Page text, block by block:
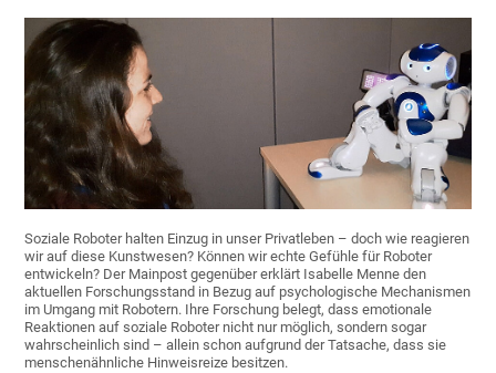
Soziale Roboter halten Einzug in unser Privatleben – doch wie reagieren
wir auf diese Kunstwesen? Können wir echte Gefühle für Roboter
entwickeln? Der Mainpost gegenüber erklärt Isabelle Menne den
aktuellen Forschungsstand in Bezug auf psychologische Mechanismen
im Umgang mit Robotern. Ihre Forschung belegt, dass emotionale
Reaktionen auf soziale Roboter nicht nur möglich, sondern sogar
wahrscheinlich sind – allein schon aufgrund der Tatsache, dass sie
menschenähnliche Hinweisreize besitzen.